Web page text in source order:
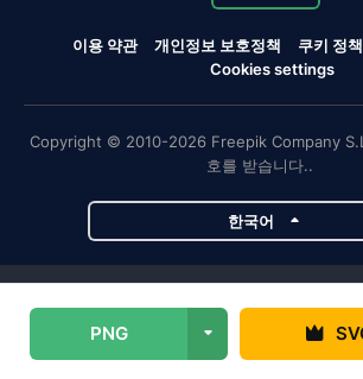
PNG
이용 약관 개인정보 보호정책 쿠키 정책
Cookies settings
Copyright © 2010-2026 Freepik Company
호를 받습니다..
한국어